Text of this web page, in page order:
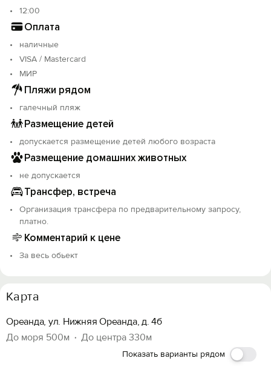
12:00
Оплата
наличные
VISA / Mastercard
МИР
Пляжи рядом
галечный пляж
Размещение детей
допускается размещение детей любого возраста
Размещение домашних животных
не допускается
Трансфер, встреча
Организация трансфера по предварительному запросу,
платно.
Комментарий к цене
За весь обьект
Карта
Ореанда, ул. Нижняя Ореанда, д. 4б
До моря 500м
До центра 330м
Показать варианты рядом